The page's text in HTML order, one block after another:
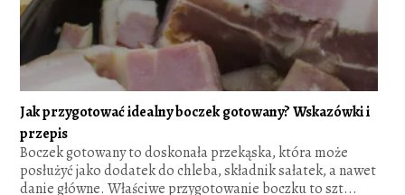
Jak przygotować idealny boczek gotowany? Wskazówki i
przepis
Boczek gotowany to doskonała przekąska, która może
posłużyć jako dodatek do chleba, składnik sałatek, a nawet
danie główne. Właściwe przygotowanie boczku to szt...